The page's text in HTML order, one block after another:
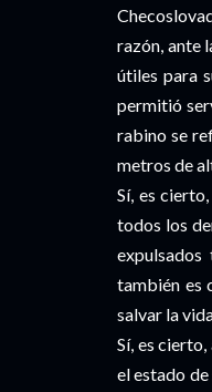
razón, ante
útiles para
permitió
rabino se
metros de
Sí, es
todos los
expulsados
también es
salvar la
Sí, es
el estado